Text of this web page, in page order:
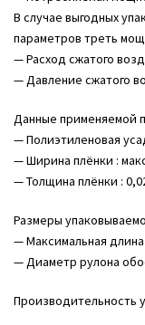
В случае выгодных
параметров треть
— Расход сжатого
— Давление сжатого
Данные применяемой
— Полиэтиленовая
— Ширина плёнки :
— Толщина плёнки :
Размеры
— Максимальная длина
— Диаметр рулона
Производительность